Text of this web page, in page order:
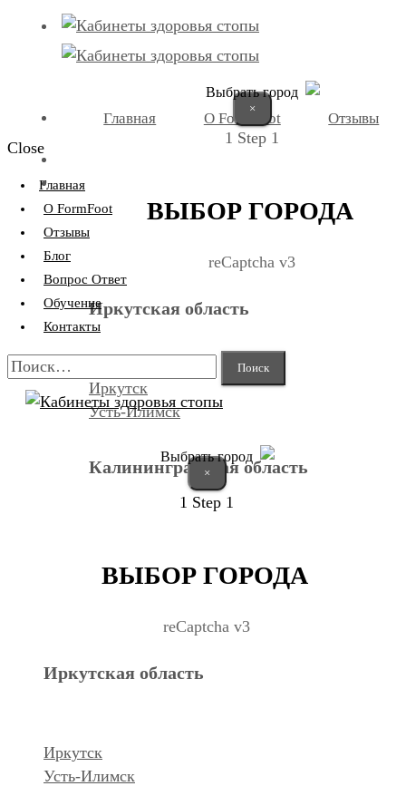
Выбрать город
×
1 Step 1
ВЫБОР ГОРОДА
reCaptcha v3
Иркутская область
Иркутск
Усть-Илимск
Калининградская область
Курган
Главная О FormFoot Отзывы
Close
Главная
О FormFoot
Отзывы
Блог
Вопрос Ответ
Обучение
Контакты
Найти:
Выбрать город
×
1 Step 1
ВЫБОР ГОРОДА
reCaptcha v3
Иркутская область
Иркутск
Усть-Илимск